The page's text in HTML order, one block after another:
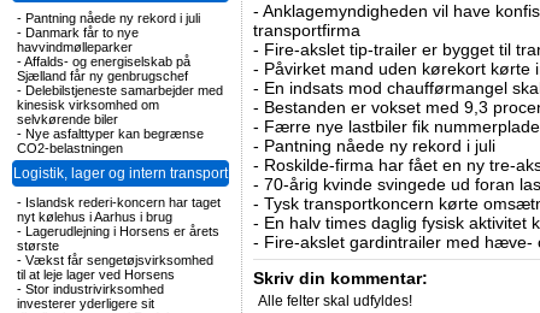
- Pantning nåede ny rekord i juli
- Danmark får to nye
havvindmølleparker
-Affalds- og energiselskab på
Sjælland får ny genbrugschef
- Delebilstjeneste samarbejder med
kinesisk virksomhed om
selvkørende biler
- Nye asfalttyper kan begrænse
CO2-belastningen
Logistik, lager og intern transport
- Islandsk rederi-koncern har taget
nyt kølehus i Aarhus i brug
- Lagerudlejning i Horsens er årets
største
- Vækst får sengetøjsvirksomhed
til at leje lager ved Horsens
- Stor industrivirksomhed
investerer yderligere sit
- Anklagemyndigheden vil have
transportfirma
- Fire-akslet tip-trailer er bygget til
- Påvirket mand uden kørekort kørte
- En indsats mod chaufførmangel
- Bestanden er vokset med 9,3
- Færre nye lastbiler fik
- Pantning nåede ny rekord i juli
- Roskilde-firma har fået en ny tre-
- 70-årig kvinde svingede ud foran
- Tysk transportkoncern kørte
- En halv times daglig fysisk aktivitet
- Fire-akslet gardintrailer med hæve-
Skriv din kommentar:
Alle felter skal udfyldes!